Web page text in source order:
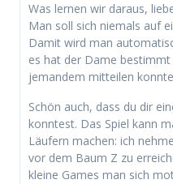
Was lernen wir daraus,
Man soll sich niemals auf
Damit wird man
es hat der Dame
jemandem mitteilen
Schön auch, dass du dir
konntest. Das Spiel kann
Läufern machen: ich
vor dem Baum Z zu
kleine Games man sich